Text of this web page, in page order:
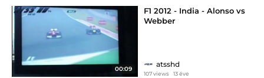
00:09
F1 2012 - India - Alonso vs
Webber
atsshd
107 views 13 éve